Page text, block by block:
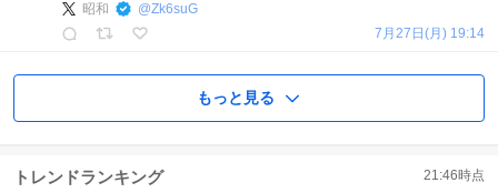
昭和 @Zk6suG
7月27日(月) 19:14
もっと見る
トレンドランキング 21:46時点